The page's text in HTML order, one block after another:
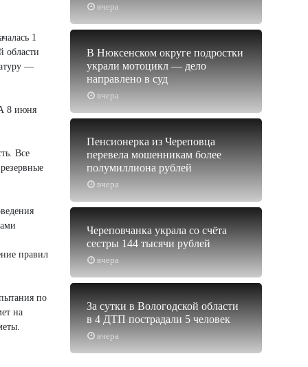
1
области
—
8 июня
Все
правил
по
на
вчера
вчера
В Нюксенском округе подростки
украли мотоцикл — дело
направлено в суд
вчера
Пенсионерка из Череповца
перевела мошенникам более
полумиллиона рублей
вчера
Череповчанка украла со счёта
сестры 144 тысячи рублей
вчера
За сутки в Вологодской области
в 4 ДТП пострадали 5 человек